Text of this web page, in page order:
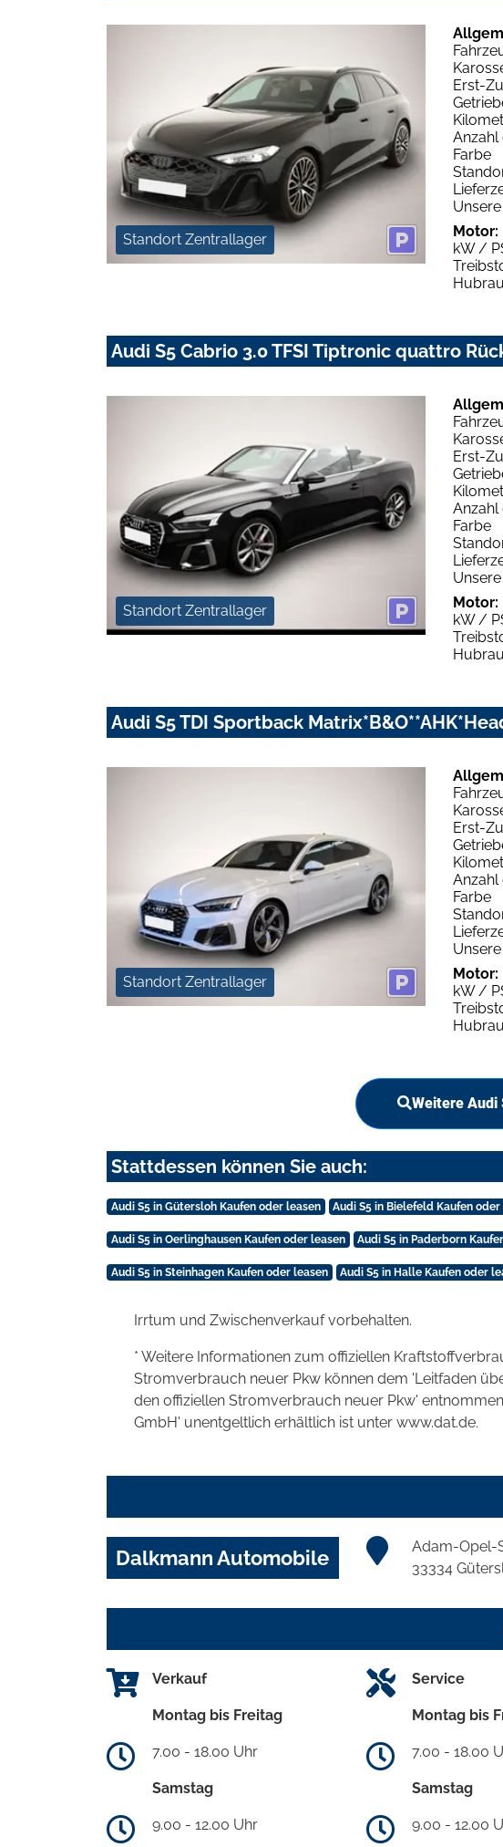
Standort Zentrallager
Erst-
Anzahl
Farbe
Motor:
kW /
Audi S5 Cabrio 3.0 TFSI Tiptronic quattro
Standort Zentrallager
Erst-
Anzahl
Farbe
Motor:
kW /
Audi S5 TDI Sportback
Standort Zentrallager
Erst-
Anzahl
Farbe
Motor:
kW /
Weitere Audi
Stattdessen können Sie auch:
Audi S5 in Gütersloh Kaufen oder leasen Audi S5 in Bielefeld Kaufen oder
Audi S5 in Oerlinghausen Kaufen oder leasen Audi S5 in Paderborn
Audi S5 in Steinhagen Kaufen oder leasen Audi S5 in Halle Kaufen oder
Irrtum und Zwischenverkauf vorbehalten.
* Weitere Informationen zum offiziellen
Stromverbrauch neuer Pkw können dem 'Leitfaden
den offiziellen Stromverbrauch neuer Pkw'
GmbH' unentgeltlich erhältlich ist unter www.dat.de.
Dalkmann Automobile
Adam-Opel-
33334
Verkauf
Montag bis Freitag
7.00 - 18.00 Uhr
Samstag
9.00 - 12.00 Uhr
Service
Montag bis
7.00 - 18.00
Samstag
9.00 - 12.00